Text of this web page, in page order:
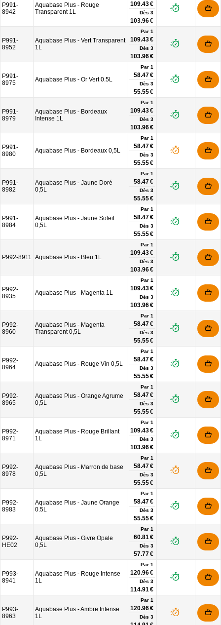
P991-
8942
Aquabase Plus - Rouge
Transparent 1L
109.43 €
Dès 3
103.96 €
P991-
8952
Aquabase Plus - Vert Transparent
1L
Par 1
109.43 €
Dès 3
103.96 €
P991-
8975
Aquabase Plus - Or Vert 0.5L
Par 1
58.47 €
Dès 3
55.55 €
P991-
8979
Aquabase Plus - Bordeaux
Intense 1L
Par 1
109.43 €
Dès 3
103.96 €
P991-
8980
Aquabase Plus - Bordeaux 0,5L
Par 1
58.47 €
Dès 3
55.55 €
P991-
8982
Aquabase Plus - Jaune Doré
0,5L
Par 1
58.47 €
Dès 3
55.55 €
P991-
8984
Aquabase Plus - Jaune Soleil
0,5L
Par 1
58.47 €
Dès 3
55.55 €
P992-8911 Aquabase Plus - Bleu 1L
Par 1
109.43 €
Dès 3
103.96 €
P992-
8935
Aquabase Plus - Magenta 1L
Par 1
109.43 €
Dès 3
103.96 €
P992-
8960
Aquabase Plus - Magenta
Transparent 0,5L
Par 1
58.47 €
Dès 3
55.55 €
P992-
8964
Aquabase Plus - Rouge Vin 0,5L
Par 1
58.47 €
Dès 3
55.55 €
P992-
8965
Aquabase Plus - Orange Agrume
0,5L
Par 1
58.47 €
Dès 3
55.55 €
P992-
8971
Aquabase Plus - Rouge Brillant
1L
Par 1
109.43 €
Dès 3
103.96 €
P992-
8978
Aquabase Plus - Marron de base
0,5L
Par 1
58.47 €
Dès 3
55.55 €
P992-
8983
Aquabase Plus - Jaune Orange
0.5L
Par 1
58.47 €
Dès 3
55.55 €
P992-
HE02
Aquabase Plus - Givre Opale
0,5L
Par 1
60.81 €
Dès 3
57.77 €
P993-
8941
Aquabase Plus - Rouge Intense
1L
Par 1
120.96 €
Dès 3
114.91 €
P993-
8963
Aquabase Plus - Ambre Intense
1L
Par 1
120.96 €
Dès 3